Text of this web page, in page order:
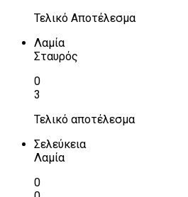
Τελικό Αποτέλεσμα
Λαμία
Σταυρός
0
3
Τελικό αποτέλεσμα
Σελεύκεια
Λαμία
0